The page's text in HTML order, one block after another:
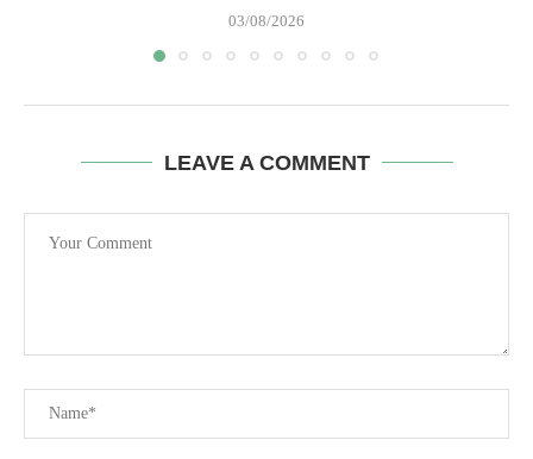
03/08/2026
LEAVE A COMMENT